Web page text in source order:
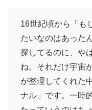
16世紀頃から「も
たいなのはあった
探してるのに、や
ね。それだけ宇宙
が整理してくれた
ナル」です。一時